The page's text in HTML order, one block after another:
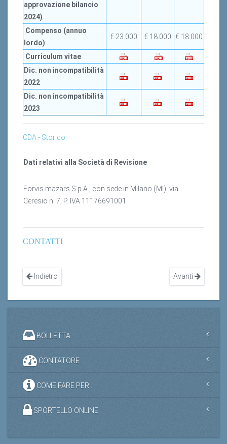
approvazione bilancio
2024)
Compenso (annuo
lordo)
€ 23.000 € 18.000 € 18.000
Curriculum vitae
Dic. non incompatibilità
2022
Dic. non incompatibilità
2023
CDA - Storico
Dati relativi alla Società di Revisione
Forvis mazars S.p.A., con sede in Milano (MI), via
Ceresio n. 7, P. IVA 11176691001.
CONTATTI
Indietro Avanti
BOLLETTA
CONTATORE
COME FARE PER...
SPORTELLO ONLINE